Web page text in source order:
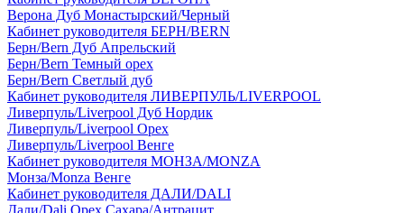
Верона Дуб Монастырский/Черный
Кабинет руководителя БЕРН/BERN
Берн/Bern Дуб Апрельский
Берн/Bern Темный орех
Берн/Bern Светлый дуб
Кабинет руководителя ЛИВЕРПУЛЬ/LIVERPOOL
Ливерпуль/Liverpool Дуб Нордик
Ливерпуль/Liverpool Орех
Ливерпуль/Liverpool Венге
Кабинет руководителя МОНЗА/MONZA
Монза/Monza Венге
Кабинет руководителя ДАЛИ/DALI
Дали/Dali Орех Cахара/Антрацит